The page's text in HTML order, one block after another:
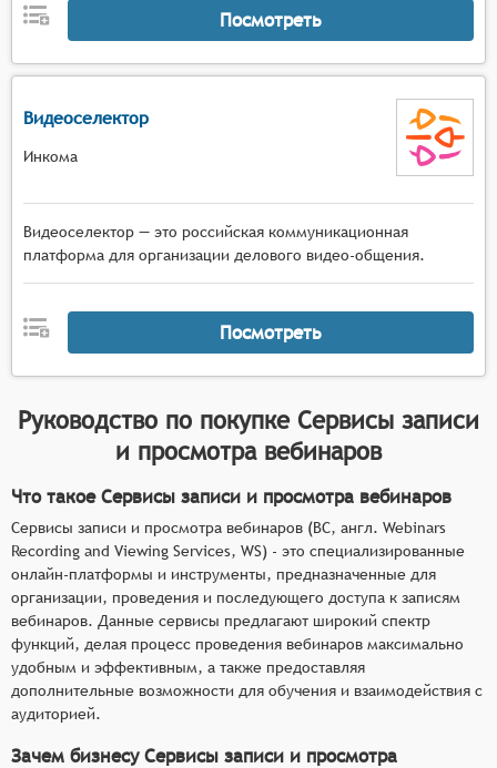
Посмотреть
Видеоселектор
Инкома
Видеоселектор — это российская коммуникационная
платформа для организации делового видео-общения.
Посмотреть
Руководство по покупке Сервисы записи
и просмотра вебинаров
Что такое Сервисы записи и просмотра вебинаров
Сервисы записи и просмотра вебинаров (ВС, англ. Webinars
Recording and Viewing Services, WS) - это специализированные
онлайн-платформы и инструменты, предназначенные для
организации, проведения и последующего доступа к записям
вебинаров. Данные сервисы предлагают широкий спектр
функций, делая процесс проведения вебинаров максимально
удобным и эффективным, а также предоставляя
дополнительные возможности для обучения и взаимодействия с
аудиторией.
Зачем бизнесу Сервисы записи и просмотра